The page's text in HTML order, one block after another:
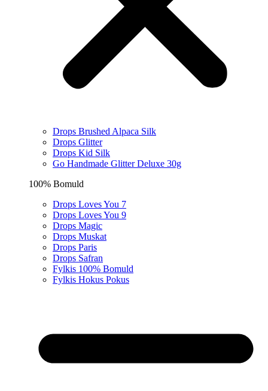
Drops Brushed Alpaca Silk
Drops Glitter
Drops Kid Silk
Go Handmade Glitter Deluxe 30g
100% Bomuld
Drops Loves You 7
Drops Loves You 9
Drops Magic
Drops Muskat
Drops Paris
Drops Safran
Fylkis 100% Bomuld
Fylkis Hokus Pokus